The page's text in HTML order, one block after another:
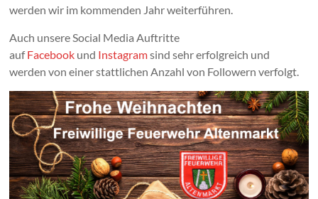
werden wir im kommenden Jahr weiterführen.
Auch unsere Social Media Auftritte
aufFacebook und Instagramsind sehr erfolgreich und
werden von einer stattlichen Anzahl von Followern verfolgt.